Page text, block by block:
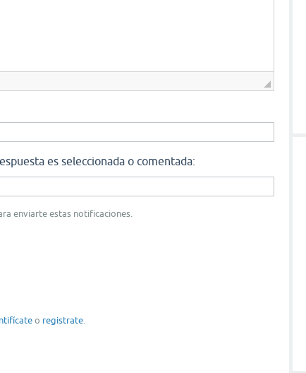
es seleccionada o comentada:
enviarte estas notificaciones.
o registrate